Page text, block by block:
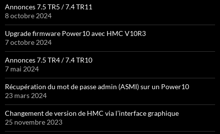
Annonces 7.5 TR5 / 7.4 TR11
8 octobre 2024
Upgrade firmware Power10 avec HMC V10R3
7 octobre 2024
Annonces 7.5 TR4 / 7.4 TR10
7 mai 2024
Récupération du mot de passe admin (ASMI) sur un Power10
23 mars 2024
Changement de version de HMC via l’interface graphique
25 novembre 2023